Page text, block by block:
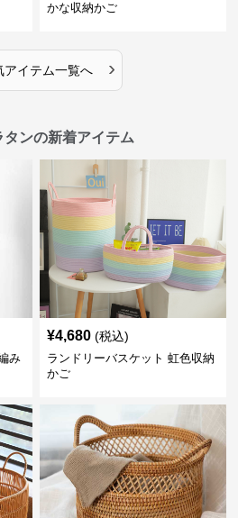
かな収納かご
アイテム一覧へ ›
ンの新着アイテム
み
¥4,680 (税込)
ランドリーバスケット 虹色収納
かご